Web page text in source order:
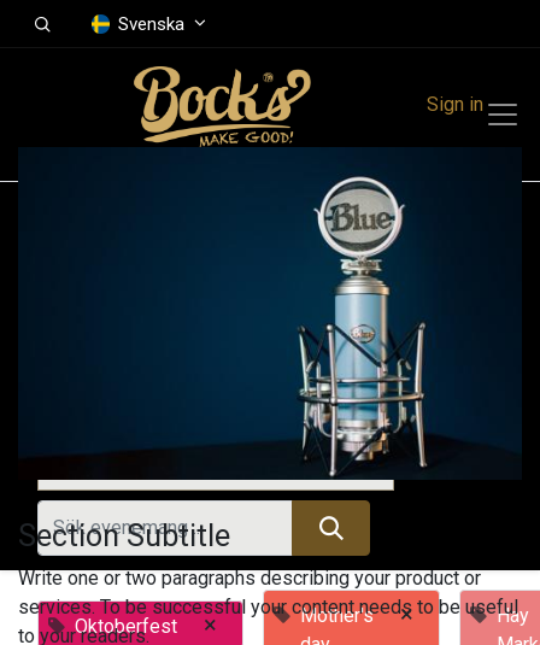
Svenska
Sign in
Tidigare evenemang
Oktoberfest ×
Mother's
×
Hay
Section Subtitle
Write one or two paragraphs describing your product or
services. To be successful your content needs to be useful
to your readers.